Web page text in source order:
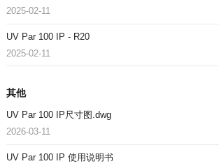
2025-02-11
UV Par 100 IP - R20
2025-02-11
其他
UV Par 100 IP尺寸图.dwg
2026-03-11
UV Par 100 IP 使用说明书